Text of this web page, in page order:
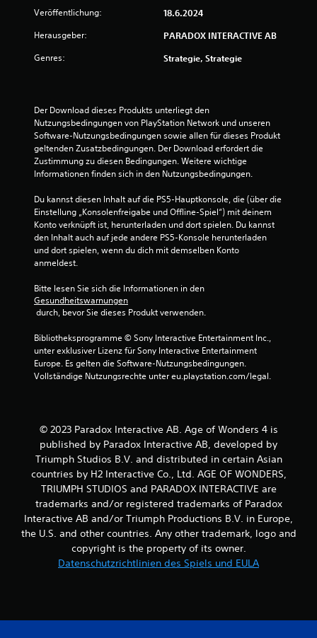
n
n
n
ü
s
n
a
v
g
i
e
r
e
n
o
h
n
m
e
h
r
T
a
s
t
e
n
g
l
e
i
c
t
w
r
s
i
e
r
t
u
k
a
n
n
s
d
a
s
p
i
e
l
e
r
z
e
i
t
b
e
i
S
p
e
Veröffentlichung: 18.6.2024
Herausgeber: PARADOX INTERACTIVE AB
Genres: Strategie, Strategie
Der Download dieses Produkts unterliegt den
Nutzungsbedingungen von PlayStation Network und unseren
Software-Nutzungsbedingungen sowie allen für dieses Produkt
geltenden Zusatzbedingungen. Der Download erfordert die
Zustimmung zu diesen Bedingungen. Weitere wichtige
Informationen finden sich in den Nutzungsbedingungen.
Du kannst diesen Inhalt auf die PS5-Hauptkonsole, die (über die
Einstellung „Konsolenfreigabe und Offline-Spiel“) mit deinem
Konto verknüpft ist, herunterladen und dort spielen. Du kannst
den Inhalt auch auf jede andere PS5-Konsole herunterladen
und dort spielen, wenn du dich mit demselben Konto
anmeldest.
Bitte lesen Sie sich die Informationen in den
Gesundheitswarnungen
durch, bevor Sie dieses Produkt verwenden.
Bibliotheksprogramme © Sony Interactive Entertainment Inc.,
unter exklusiver Lizenz für Sony Interactive Entertainment
Europe. Es gelten die Software-Nutzungsbedingungen.
Vollständige Nutzungsrechte unter eu.playstation.com/legal.
© 2023 Paradox Interactive AB. Age of Wonders 4 is
published by Paradox Interactive AB, developed by
Triumph Studios B.V. and distributed in certain Asian
countries by H2 Interactive Co., Ltd. AGE OF WONDERS,
TRIUMPH STUDIOS and PARADOX INTERACTIVE are
trademarks and/or registered trademarks of Paradox
Interactive AB and/or Triumph Productions B.V. in Europe,
the U.S. and other countries. Any other trademark, logo and
copyright is the property of its owner.
Datenschutzrichtlinien des Spiels und EULA